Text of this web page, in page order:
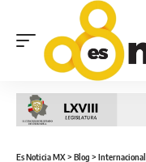
Es Noticia MX> Blog > Internacional